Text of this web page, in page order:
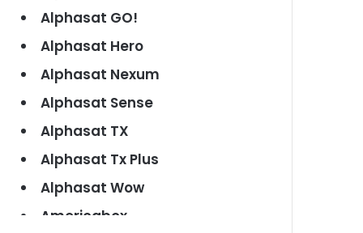
Alphasat GO!
Alphasat Hero
Alphasat Nexum
Alphasat Sense
Alphasat TX
Alphasat Tx Plus
Alphasat Wow
Americabox